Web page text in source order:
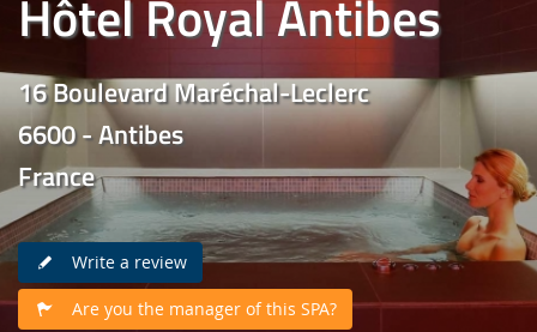
Hôtel Royal Antibes
16 Boulevard Maréchal-Leclerc
6600 - Antibes
France
Write a review
Are you the manager of this SPA?